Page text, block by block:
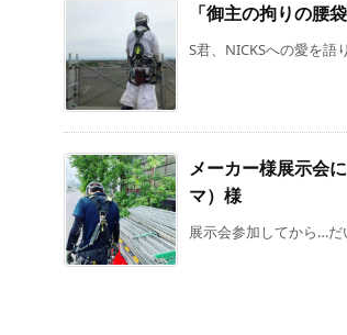
「御主の拘りの腰
S君、NICKSへの愛を
メーカー様展示会
マ）様
展示会参加してから…